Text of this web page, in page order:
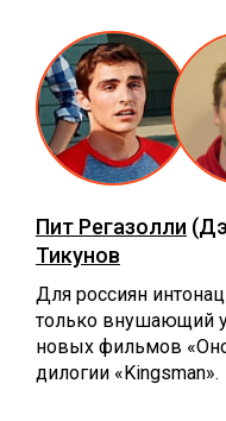
Пит Регазолли
Тикунов
Для россиян
только внушающий
новых фильмов
дилогии «‎Kingsman».